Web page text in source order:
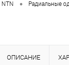
NTN • Радиальные
ОПИСАНИЕ